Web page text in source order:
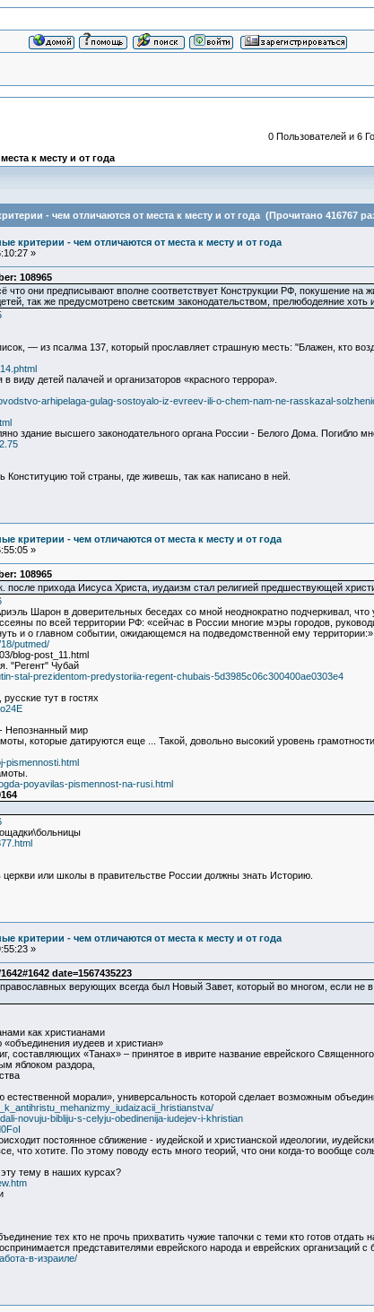
к месту и от года
0 Пользователей и 6
- чем отличаются от места к месту и от года (Прочитано 416767
критерии - чем отличаются от места к месту и от года
»
108965
что они предписывают вполне соответствует Конструкции РФ, покушение
так же предусмотрено светским законодательством, прелюбодеяние хоть
— из псалма 137, который прославляет страшную месть: "Блажен, кто
виду детей палачей и организаторов «красного террора».
arhipelaga-gulag-sostoyalo-iz-evreev-ili-o-chem-nam-ne-rasskazal-
здание высшего законодательного органа России - Белого Дома. Погибло
той страны, где живешь, так как написано в ней.
критерии - чем отличаются от места к месту и от года
»
108965
после прихода Иисуса Христа, иудаизм стал религией предшествующей
Шарон в доверительных беседах со мной неоднократно подчеркивал,
по всей территории РФ: «сейчас в России многие мэры городов,
и о главном событии, ожидающемся на подведомственной ему территории:»
putmed/
blog-post_11.html
"Регент" Чубай
stal-prezidentom-predystoriia-regent-chubais-5d3985c06c300400ae0303e4
тут в гостях
Непознанный мир
которые датируются еще ... Такой, довольно высокий уровень
pismennosti.html
poyavilas-pismennost-na-rusi.html
или школы в правительстве России должны знать Историю.
критерии - чем отличаются от места к месту и от года
»
date=1567435223
верующих всегда был Новый Завет, который во многом, если не
как христианами
иудеев и христиан»
составляющих «Танах» – принятое в иврите название еврейского
яблоком раздора,
естественной морали», универсальность которой сделает возможным
novuju-bibliju-s-celyju-obedinenija-iudejev-i-khristian
постоянное сближение - иудейской и христианской идеологии,
что хотите. По этому поводу есть много теорий, что они когда-то вообще
тему в наших курсах?
тех кто не прочь прихватить чужие тапочки с теми кто готов отдать
представителями еврейского народа и еврейских организаций с
в-израиле/